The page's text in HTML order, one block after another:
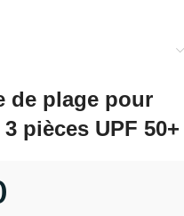
de plage pour
pièces UPF 50+